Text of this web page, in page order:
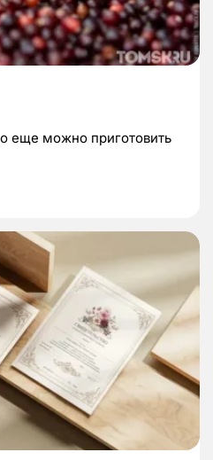
еще можно приготовить